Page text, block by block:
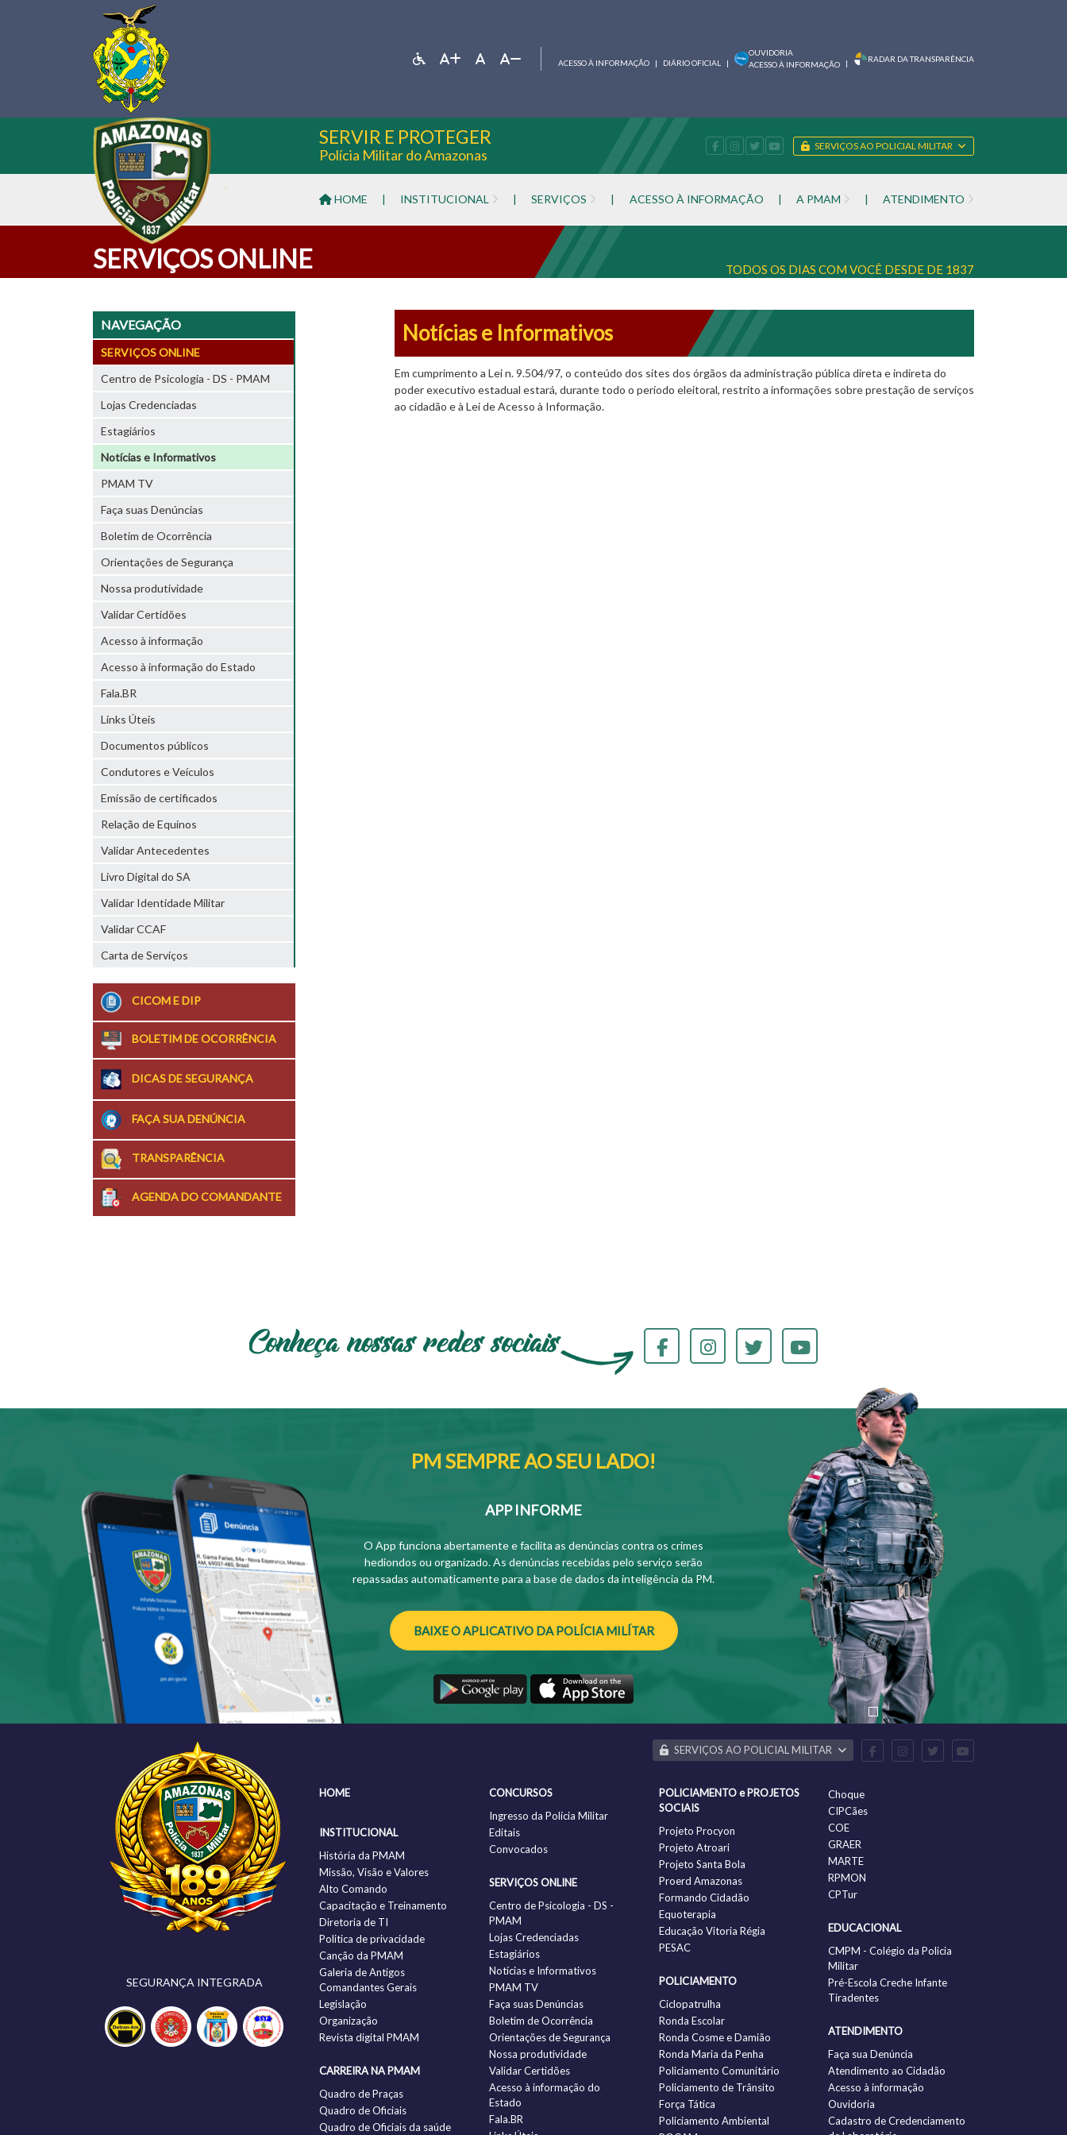
ACESSO À INFORMAÇÃO | DIÁRIO OFICIAL |
OUVIDORIA
ACESSO À INFORMAÇÃO
| RADAR DA TRANSPARÊNCIA
SERVIR E PROTEGER
Polícia Militar do Amazonas
SERVIÇOS AO POLICIAL MILITAR
HOME | INSTITUCIONAL | SERVIÇOS | ACESSO À INFORMAÇÃO | A PMAM | ATENDIMENTO
SERVIÇOS ONLINE TODOS OS DIAS COM VOCÊ DESDE DE 1837
NAVEGAÇÃO
SERVIÇOS ONLINE
Centro de Psicologia - DS - PMAM
Lojas Credenciadas
Estagiários
Notícias e Informativos
PMAM TV
Faça suas Denúncias
Boletim de Ocorrência
Orientações de Segurança
Nossa produtividade
Validar Certidões
Acesso à informação
Acesso à informação do Estado
Fala.BR
Links Úteis
Documentos públicos
Condutores e Veículos
Emissão de certificados
Relação de Equinos
Validar Antecedentes
Livro Digital do SA
Validar Identidade Militar
Validar CCAF
Carta de Serviços
CICOM E DIP
BOLETIM DE OCORRÊNCIA
DICAS DE SEGURANÇA
FAÇA SUA DENÚNCIA
TRANSPARÊNCIA
AGENDA DO COMANDANTE
Notícias e Informativos
Em cumprimento a Lei n. 9.504/97, o conteúdo dos sites dos órgãos da administração pública direta e indireta do
poder executivo estadual estará, durante todo o período eleitoral, restrito a informações sobre prestação de serviços
ao cidadão e à Lei de Acesso à Informação.
PM SEMPRE AO SEU LADO!
APP INFORME
O App funciona abertamente e facilita as denúncias contra os crimes
hediondos ou organizado. As denúncias recebidas pelo serviço serão
repassadas automaticamente para a base de dados da inteligência da PM.
BAIXE O APLICATIVO DA POLÍCIA MILÍTAR
SEGURANÇA INTEGRADA
SERVIÇOS AO POLICIAL MILITAR
HOME
INSTITUCIONAL
História da PMAM
Missão, Visão e Valores
Alto Comando
Capacitação e Treinamento
Diretoria de TI
Politica de privacidade
Canção da PMAM
Galeria de Antigos
Comandantes Gerais
Legislação
Organização
Revista digital PMAM
CARREIRA NA PMAM
Quadro de Praças
Quadro de Oficiais
Quadro de Oficiais da saúde
CONCURSOS
Ingresso da Polícia Militar
Editais
Convocados
SERVIÇOS ONLINE
Centro de Psicologia - DS -
PMAM
Lojas Credenciadas
Estagiários
Notícias e Informativos
PMAM TV
Faça suas Denúncias
Boletim de Ocorrência
Orientações de Segurança
Nossa produtividade
Validar Certidões
Acesso à informação do
Estado
Fala.BR
POLICIAMENTO e PROJETOS
SOCIAIS
Projeto Procyon
Projeto Atroari
Projeto Santa Bola
Proerd Amazonas
Formando Cidadão
Equoterapia
Educação Vitoria Régia
PESAC
POLICIAMENTO
Ciclopatrulha
Ronda Escolar
Ronda Cosme e Damião
Ronda Maria da Penha
Policiamento Comunitário
Policiamento de Trânsito
Força Tática
Policiamento Ambiental
Choque
CIPCães
COE
GRAER
MARTE
RPMON
CPTur
EDUCACIONAL
CMPM - Colégio da Policia
Militar
Pré-Escola Creche Infante
Tiradentes
ATENDIMENTO
Faça sua Denúncia
Atendimento ao Cidadão
Acesso à informação
Ouvidoria
Cadastro de Credenciamento